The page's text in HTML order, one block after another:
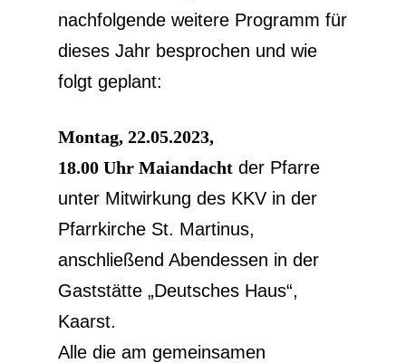
nachfolgende weitere Programm für
dieses Jahr besprochen und wie
folgt geplant:
Montag, 22.05.2023,
18.00 Uhr Maiandacht der Pfarre
unter Mitwirkung des KKV in der
Pfarrkirche St. Martinus,
anschließend Abendessen in der
Gaststätte „Deutsches Haus“,
Kaarst.
Alle die am gemeinsamen